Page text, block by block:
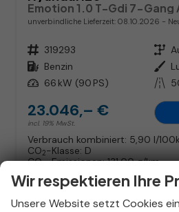
Emotion 1.0 T-Gdi 7-Gang
unverbindliche Lieferzeit: 08.10.2026
Fahrzeugnr. 319293 Getriebe
Kraftstoff Benzin Außenfarbe
Leistung 66 kW (90 PS) Kilometerstand
23.046,– €
incl. 19% MwSt.
Verbrauch kombiniert: 5,90 l/
CO2-Klasse: D
CO -Emissionen:131,00 g/km
Wir respektieren Ihre
Unsere Website setzt Cookies